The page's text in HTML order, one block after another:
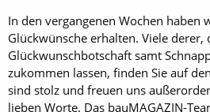
In den vergangenen Wochen haben
Glückwünsche erhalten. Viele derer,
Glückwunschbotschaft samt
zukommen lassen, finden Sie auf
sind stolz und freuen uns
lieben Worte. Das bauMAGAZIN-